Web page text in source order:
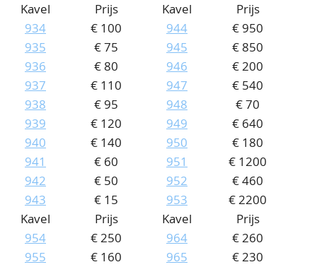
Kavel
Prijs
934
€ 100
935
€ 75
936
€ 80
937
€ 110
938
€ 95
939
€ 120
940
€ 140
941
€ 60
942
€ 50
943
€ 15
Kavel
Prijs
944
€ 950
945
€ 850
946
€ 200
947
€ 540
948
€ 70
949
€ 640
950
€ 180
951
€ 1200
952
€ 460
953
€ 2200
Kavel
Prijs
954
€ 250
955
€ 160
Kavel
Prijs
964
€ 260
965
€ 230